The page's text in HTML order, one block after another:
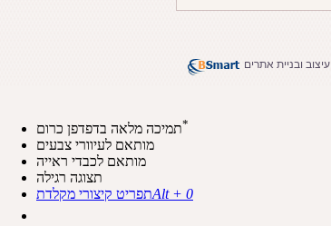
עיצוב ובניית אתרים
תמיכה מלאה בדפדפן כרום*
מותאם לעיוורי צבעים
מותאם לכבדי ראייה
תצוגה רגילה
תפריט קיצורי מקלדתAlt + 0